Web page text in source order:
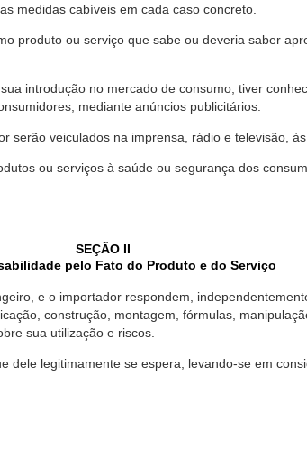
medidas cabíveis em cada caso concreto.
produto ou serviço que sabe ou deveria saber
introdução no mercado de consumo, tiver
mediante anúncios publicitários.
serão veiculados na imprensa, rádio e televisão,
ou serviços à saúde ou segurança dos
SEÇÃO II
pelo Fato do Produto e do Serviço
e o importador respondem,
construção, montagem, fórmulas,
sua utilização e riscos.
dele legitimamente se espera, levando-se em